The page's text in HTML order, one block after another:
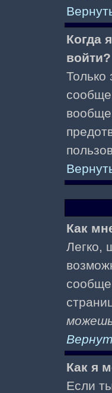
Когда
войти?
Только
Как
Легко,
Как я
Если